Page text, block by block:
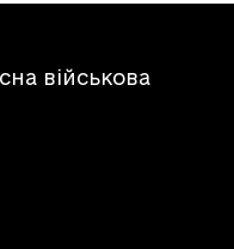
військова